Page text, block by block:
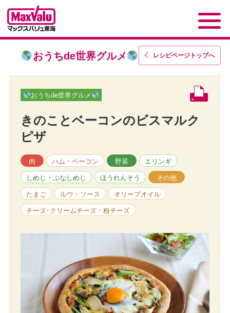
レシピページトップへ
おうちde世界グルメ
おうちde世界グルメ
きのことベーコンのビスマルク
ピザ
肉 ハム・ベーコン 野菜 エリンギ
しめじ・ぶなしめじ ほうれんそう その他
たまご ルウ・ソース オリーブオイル
チーズ･クリームチーズ・粉チーズ